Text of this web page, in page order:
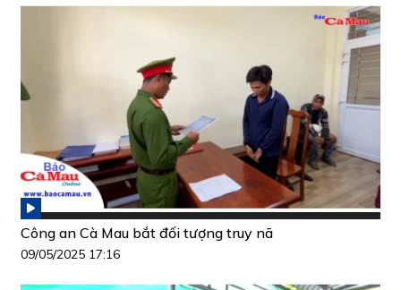
Công an Cà Mau bắt đối tượng truy nã
09/05/2025 17:16